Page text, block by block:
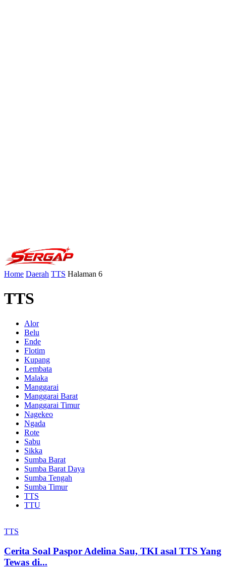
Home Daerah TTS Halaman 6
TTS
Alor
Belu
Ende
Flotim
Kupang
Lembata
Malaka
Manggarai
Manggarai Barat
Manggarai Timur
Nagekeo
Ngada
Rote
Sabu
Sikka
Sumba Barat
Sumba Barat Daya
Sumba Tengah
Sumba Timur
TTS
TTU
TTS
Cerita Soal Paspor Adelina Sau, TKI asal TTS Yang
Tewas di...